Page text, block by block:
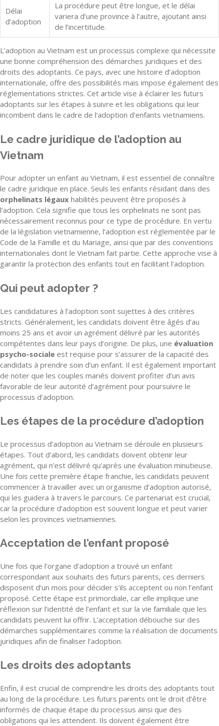
Délai
d’adoption
La procédure peut être longue, et le délai
variera d’une province à l’autre, ajoutant ainsi
de l’incertitude.
L’adoption au Vietnam est un processus complexe qui nécessite
une bonne compréhension des démarches juridiques et des
droits des adoptants. Ce pays, avec une histoire d’adoption
internationale, offre des possibilités mais impose également des
réglementations strictes. Cet article vise à éclairer les futurs
adoptants sur les étapes à suivre et les obligations qui leur
incombent dans le cadre de l’adoption d’enfants vietnamiens.
Le cadre juridique de l’adoption au
Vietnam
Pour adopter un enfant au Vietnam, il est essentiel de connaître
le cadre juridique en place. Seuls les enfants résidant dans des
orphelinats légaux habilités peuvent être proposés à
l’adoption. Cela signifie que tous les orphelinats ne sont pas
nécessairement reconnus pour ce type de procédure. En vertu
de la législation vietnamienne, l’adoption est réglementée par le
Code de la Famille et du Mariage, ainsi que par des conventions
internationales dont le Vietnam fait partie. Cette approche vise à
garantir la protection des enfants tout en facilitant l’adoption.
Qui peut adopter ?
Les candidatures à l’adoption sont sujettes à des critères
stricts. Généralement, les candidats doivent être âgés d’au
moins 25 ans et avoir un agrément délivré par les autorités
compétentes dans leur pays d’origine. De plus, une évaluation
psycho-sociale est requise pour s’assurer de la capacité des
candidats à prendre soin d’un enfant. Il est également important
de noter que les couples mariés doivent profiter d’un avis
favorable de leur autorité d’agrément pour poursuivre le
processus d’adoption.
Les étapes de la procédure d’adoption
Le processus d’adoption au Vietnam se déroule en plusieurs
étapes. Tout d’abord, les candidats doivent obtenir leur
agrément, qui n’est délivré qu’après une évaluation minutieuse.
Une fois cette première étape franchie, les candidats peuvent
commencer à travailler avec un organisme d’adoption autorisé,
qui les guidera à travers le parcours. Ce partenariat est crucial,
car la procédure d’adoption est souvent longue et peut varier
selon les provinces vietnamiennes.
Acceptation de l’enfant proposé
Une fois que l’organe d’adoption a trouvé un enfant
correspondant aux souhaits des futurs parents, ces derniers
disposent d’un mois pour décider s’ils acceptent ou non l’enfant
proposé. Cette étape est primordiale, car elle implique une
réflexion sur l’identité de l’enfant et sur la vie familiale que les
candidats peuvent lui offrir. L’acceptation débouche sur des
démarches supplémentaires comme la réalisation de documents
juridiques afin de finaliser l’adoption.
Les droits des adoptants
Enfin, il est crucial de comprendre les droits des adoptants tout
au long de la procédure. Les futurs parents ont le droit d’être
informés de chaque étape du processus ainsi que des
obligations qui les attendent. Ils doivent également être